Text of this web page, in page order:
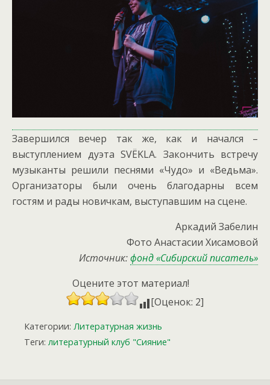
Завершился вечер так же, как и начался –
выступлением дуэта SVЁKLA. Закончить встречу
музыканты решили песнями «Чудо» и «Ведьма».
Организаторы были очень благодарны всем
гостям и рады новичкам, выступавшим на сцене.
Аркадий Забелин
Фото Анастасии Хисамовой
Источник:фонд «Сибирский писатель»
Оцените этот материал!
[Оценок: 2]
Категории: Литературная жизнь
Теги: литературный клуб "Сияние"